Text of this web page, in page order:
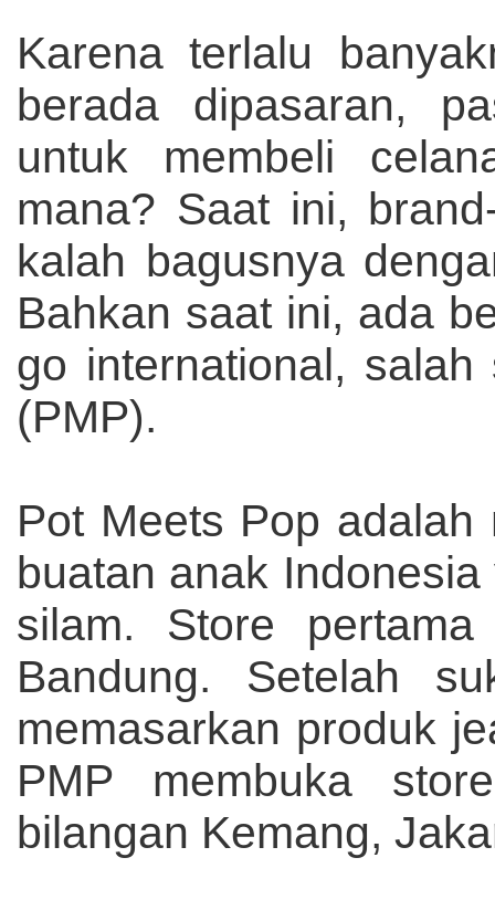
Karena terlalu
berada dipasaran,
untuk membeli
mana? Saat ini,
kalah bagusnya
Bahkan saat ini, ada
go international,
(PMP).
Pot Meets Pop
buatan anak
silam. Store
Bandung.
Setelah
memasarkan produk
PMP membuka
bilangan Kemang,